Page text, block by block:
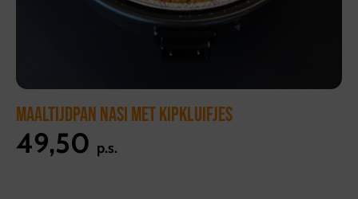
MAALTIJDPAN NASI MET KIPKLUIFJES
49,50 p.s.